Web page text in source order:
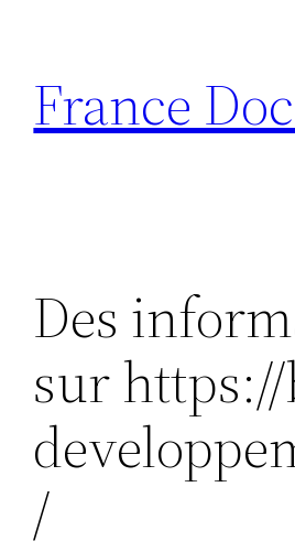
contenu
France
Des
sur
/